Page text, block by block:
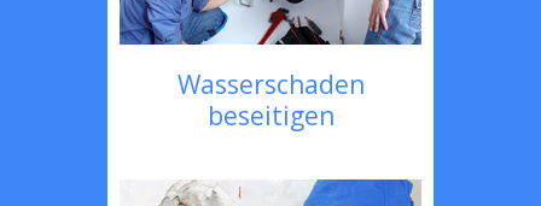
Wasserschaden
beseitigen